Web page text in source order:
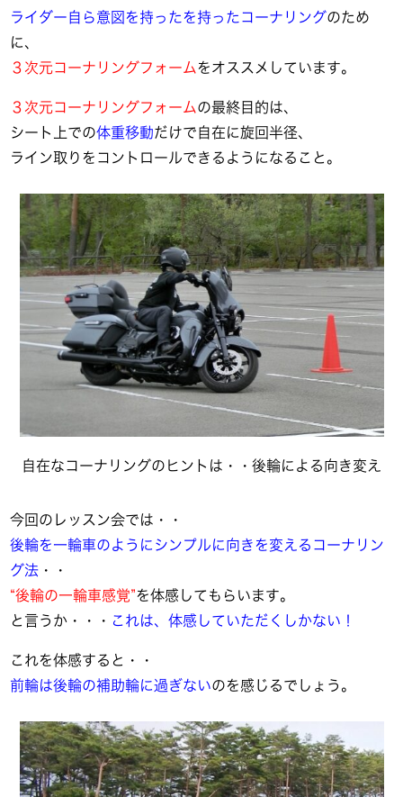
ライダー自ら意図を持ったを持ったコーナリングのため
に、
３次元コーナリングフォームをオススメしています。
３次元コーナリングフォームの最終目的は、
シート上での体重移動だけで自在に旋回半径、
ライン取りをコントロールできるようになること。
自在なコーナリングのヒントは・・後輪による向き変え
今回のレッスン会では・・
後輪を一輪車のようにシンプルに向きを変えるコーナリン
グ法 ・・
“後輪の一輪車感覚”を体感してもらいます。
と言うか・・・ これは、体感していただくしかない！
これを体感すると・・
前輪は後輪の補助輪に過ぎないのを感じるでしょう。